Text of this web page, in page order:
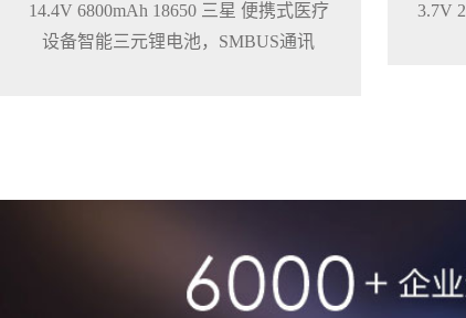
14.4V 6800mAh 18650 三星 便携式医疗
设备智能三元锂电池，SMBUS通讯
3.7V